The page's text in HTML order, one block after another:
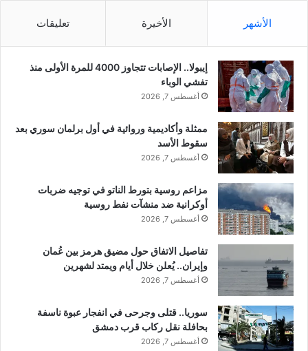
ة
ع
د
ف
ش
ل
ج
م
ر
ة
و
ك
ر
ة
ق
ب
ه
ر
الأشهر الأخيرة تعليقات
إيبولا.. الإصابات تتجاوز 4000 للمرة الأولى منذ
تفشي الوباء
أغسطس 7, 2026
ممثلة وأكاديمية وروائية في أول برلمان سوري بعد
سقوط الأسد
أغسطس 7, 2026
مزاعم روسية بتورط الناتو في توجيه ضربات
أوكرانية ضد منشآت نفط روسية
أغسطس 7, 2026
تفاصيل الاتفاق حول مضيق هرمز بين عُمان
وإيران.. يُعلن خلال أيام ويمتد لشهرين
أغسطس 7, 2026
سوريا.. قتلى وجرحى في انفجار عبوة ناسفة
بحافلة نقل ركاب قرب دمشق
أغسطس 7, 2026